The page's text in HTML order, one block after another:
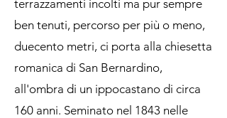
terrazzamenti incolti ma pur sempre
ben tenuti, percorso per più o meno,
duecento metri, ci porta alla chiesetta
romanica di San Bernardino,
all'ombra di un ippocastano di circa
160 anni. Seminato nel 1843 nelle